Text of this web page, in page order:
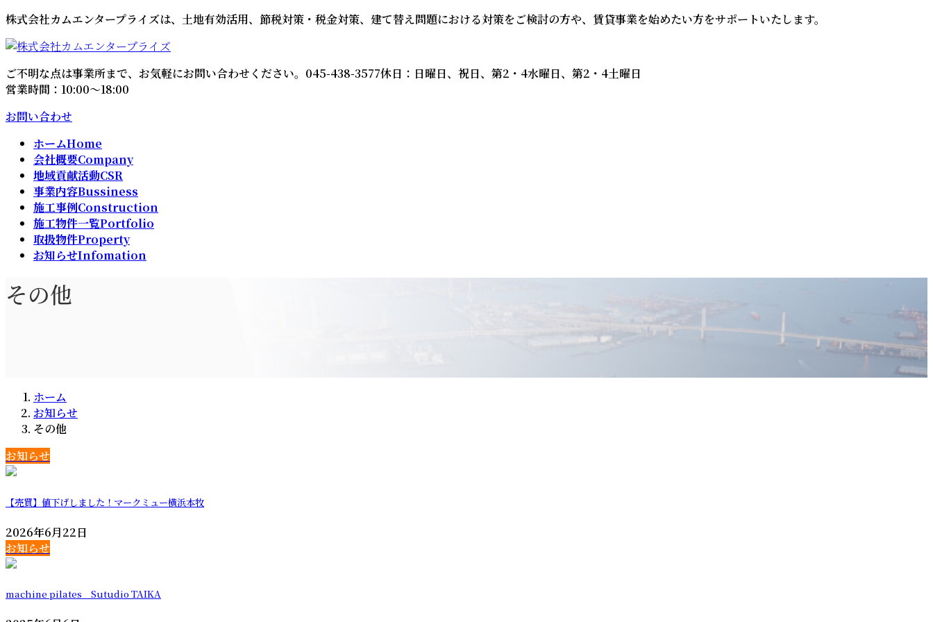
コ
ン
テ
ン
ツ
へ
ス
ナ
ビ
ゲ
ー
シ
ョ
ン
株式会社カムエンタープライズは、土地有効活用、節税対策・税金対策、建て替え問題における対策をご検討の方や、賃貸事業を始めたい方をサポートいたします。
ご不明な点は事業所まで、お気軽にお問い合わせください。 045-438-3577休日：日曜日、祝日、第2・4水曜日、第2・4土曜日
営業時間：10:00～18:00
お問い合わせ
ホームHome
会社概要Company
地域貢献活動CSR
事業内容Bussiness
施工事例Construction
施工物件一覧Portfolio
取扱物件Property
お知らせInfomation
その他
ホーム
お知らせ
その他
お知らせ
【売買】値下げしました！マークミュー横浜本牧
2026年6月22日
お知らせ
machine pilates Sutudio TAIKA